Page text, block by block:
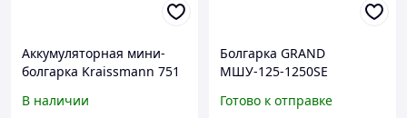
Аккумуляторная мини-
болгарка Kraissmann 751
В наличии
Болгарка GRAND
МШУ-125-1250SE
плавный пуск)
Готово к отправке